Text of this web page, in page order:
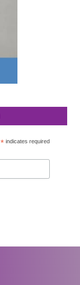
*indicates required